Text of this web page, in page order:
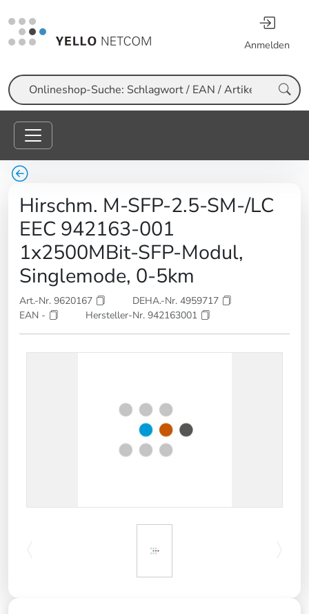
Anmelden
Suche
Hirschm. M-SFP-2.5-SM-/LC
EEC 942163-001
1x2500MBit-SFP-Modul,
Singlemode, 0-5km
Art.-Nr. 9620167
DEHA.-Nr. 4959717
EAN -
Hersteller-Nr. 942163001